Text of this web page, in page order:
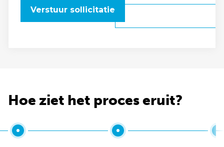
Verstuur sollicitatie
Hoe ziet het proces eruit?